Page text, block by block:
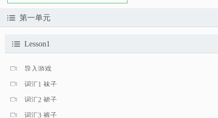
第一单元
Lesson1
导入游戏
词汇1 袜子
词汇2 裙子
词汇3 裤子